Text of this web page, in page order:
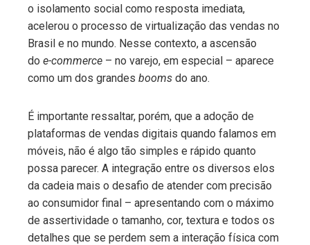
o isolamento social como resposta imediata,
acelerou o processo de virtualização das vendas no
Brasil e no mundo. Nesse contexto, a ascensão
do e-commerce – no varejo, em especial – aparece
como um dos grandes booms do ano.
É importante ressaltar, porém, que a adoção de
plataformas de vendas digitais quando falamos em
móveis, não é algo tão simples e rápido quanto
possa parecer. A integração entre os diversos elos
da cadeia mais o desafio de atender com precisão
ao consumidor final – apresentando com o máximo
de assertividade o tamanho, cor, textura e todos os
detalhes que se perdem sem a interação física com